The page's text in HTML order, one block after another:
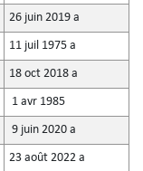
26 juin 2019 a
11 juil 1975 a
18 oct 2018 a
1 avr 1985
9 juin 2020 a
23 août 2022 a